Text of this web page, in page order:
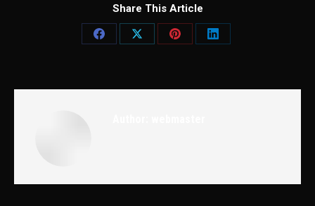
Share This Article
Share
Share
Share
Share